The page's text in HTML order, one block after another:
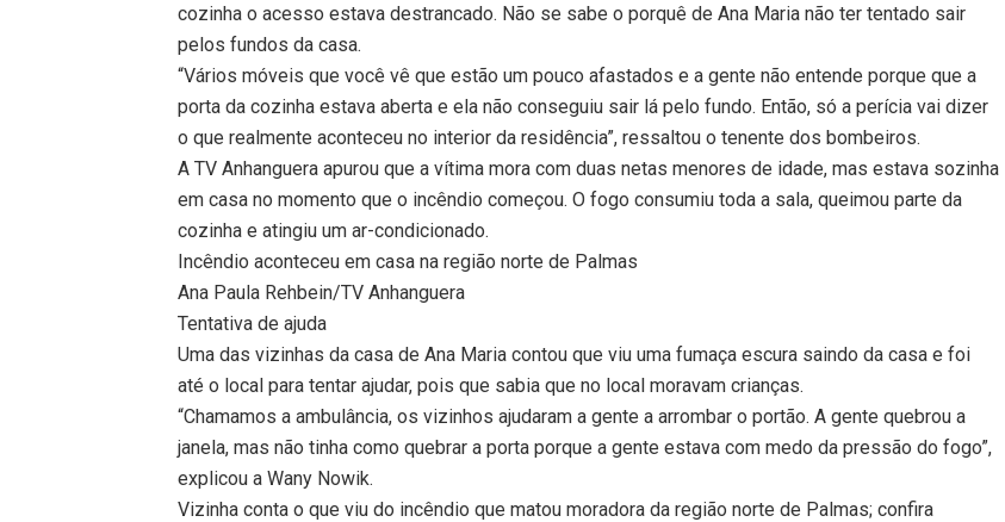
cozinha o acesso estava destrancado. Não se sabe o porquê de Ana Maria não ter tentado sair
pelos fundos da casa.
“Vários móveis que você vê que estão um pouco afastados e a gente não entende porque que a
porta da cozinha estava aberta e ela não conseguiu sair lá pelo fundo. Então, só a perícia vai dizer
o que realmente aconteceu no interior da residência”, ressaltou o tenente dos bombeiros.
A TV Anhanguera apurou que a vítima mora com duas netas menores de idade, mas estava sozinha
em casa no momento que o incêndio começou. O fogo consumiu toda a sala, queimou parte da
cozinha e atingiu um ar-condicionado.
Incêndio aconteceu em casa na região norte de Palmas
Ana Paula Rehbein/TV Anhanguera
Tentativa de ajuda
Uma das vizinhas da casa de Ana Maria contou que viu uma fumaça escura saindo da casa e foi
até o local para tentar ajudar, pois que sabia que no local moravam crianças.
“Chamamos a ambulância, os vizinhos ajudaram a gente a arrombar o portão. A gente quebrou a
janela, mas não tinha como quebrar a porta porque a gente estava com medo da pressão do fogo”,
explicou a Wany Nowik.
Vizinha conta o que viu do incêndio que matou moradora da região norte de Palmas; confira